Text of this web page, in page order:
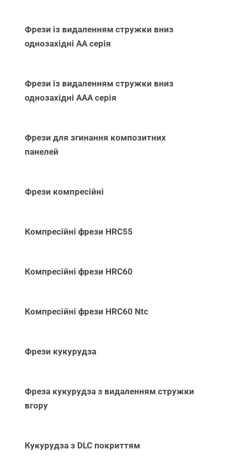
Фрези із видаленням стружки вниз
однозахідні АА серія
Фрези із видаленням стружки вниз
однозахідні ААА серія
Фрези для згинання композитних
панелей
Фрези компресійні
Компресійні фрези HRC55
Компресійні фрези HRC60
Компресійні фрези HRC60 Ntc
Фрези кукурудза
Фреза кукурудза з видаленням стружки
вгору
Кукурудза з DLC покриттям